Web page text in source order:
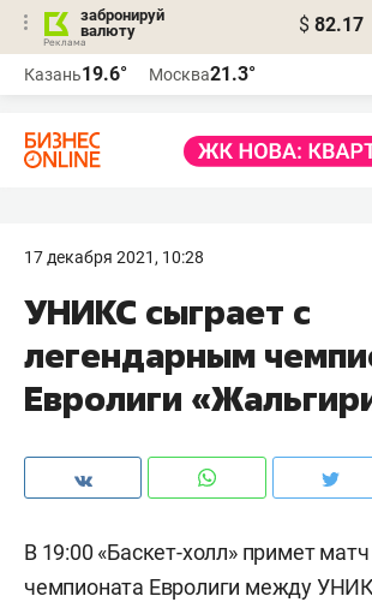
забронируй
валюту
$ 82.17
Казань19.6° Москва21.3°
17 декабря 2021, 10:28
УНИКС сыграет с
легендарным
Евролиги
В 19:00 «Баскет-холл» примет
чемпионата Евролиги между